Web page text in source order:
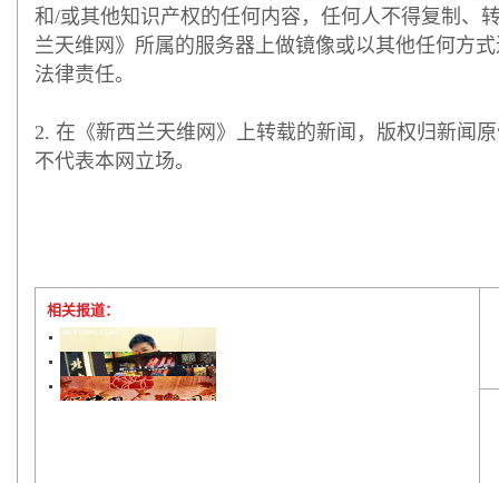
和/或其他知识产权的任何内容，任何人不得复制、
兰天维网》所属的服务器上做镜像或以其他任何方
法律责任。
2. 在《新西兰天维网》上转载的新闻，版权归新闻
不代表本网立场。
相关报道：